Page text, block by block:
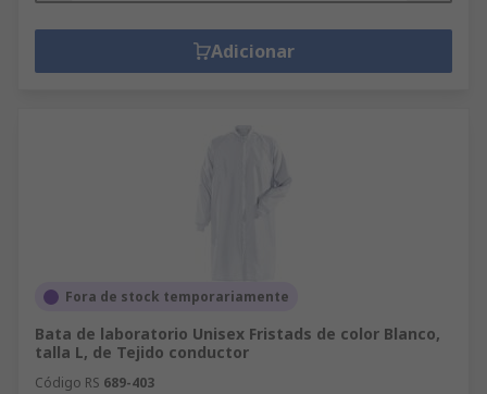
Adicionar
Fora de stock temporariamente
Bata de laboratorio Unisex Fristads de color Blanco,
talla L, de Tejido conductor
Código RS 689-403